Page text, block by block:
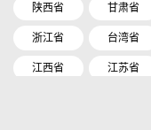
陕西省 甘肃省
浙江省 台湾省
江西省 江苏省